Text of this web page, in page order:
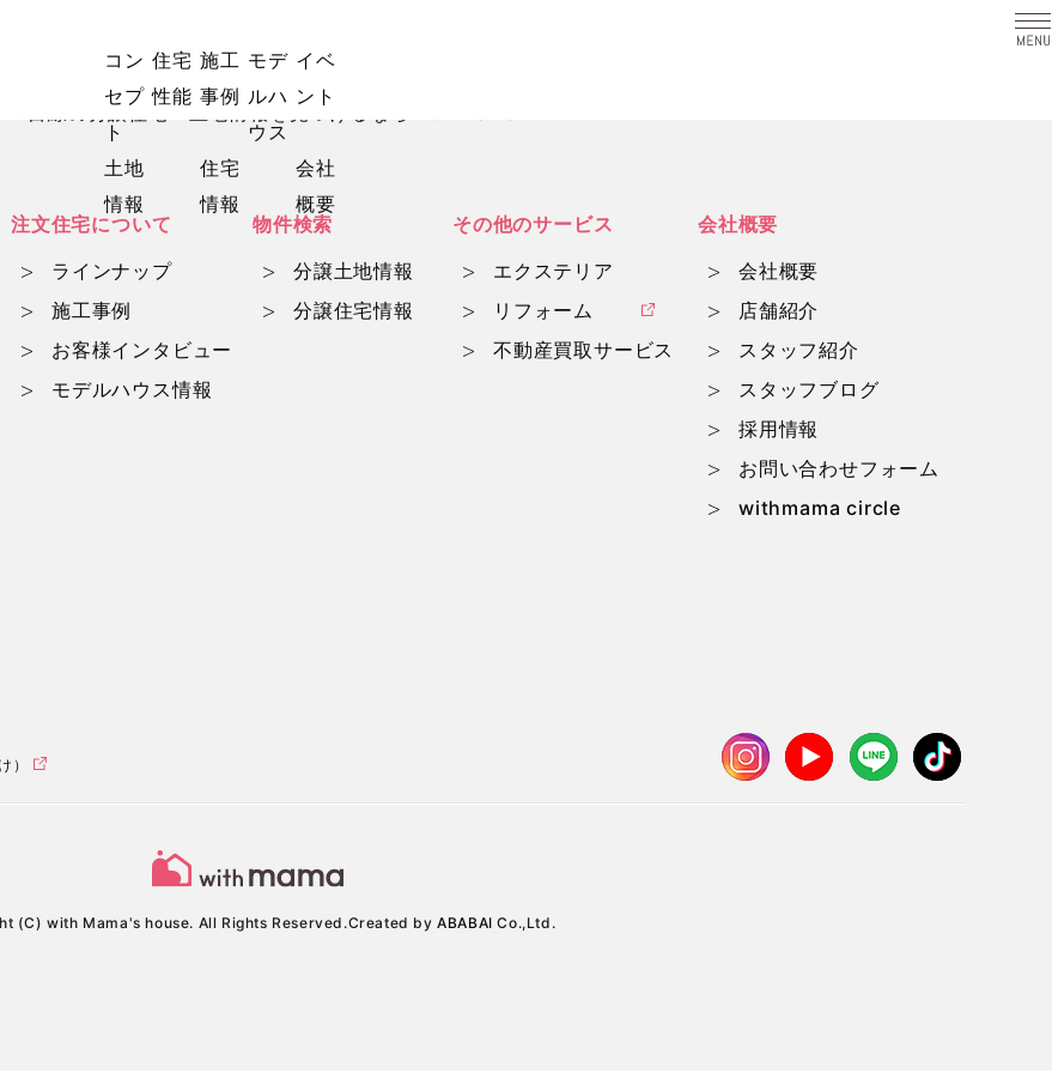
コン
セプ
ト
住宅
性能
施工
事例
モデ
ルハ
ウス
イベ
ント
土地
情報
住宅
情報
会社
概要
マ目線の分譲住宅・土地情報を見つけるならwith mama
注文住宅について
ラインナップ
施工事例
お客様インタビュー
モデルハウス情報
物件検索
分譲土地情報
分譲住宅情報
その他のサービス
エクステリア
リフォーム
不動産買取サービス
会社概要
会社概要
店舗紹介
スタッフ紹介
スタッフブログ
採用情報
お問い合わせフォーム
withmama circle
）
(C) with Mama's house. All Rights Reserved.Created byABABAI Co.,Ltd.